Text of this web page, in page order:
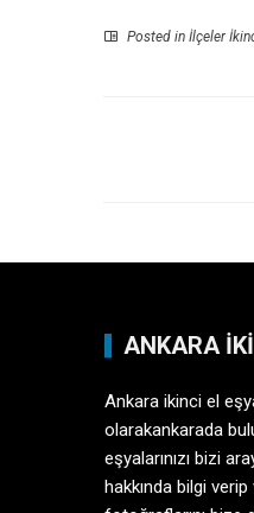
Posted in İlçeler
ANKARA
Ankara ikinci el
olarakankarada
eşyalarınızı bizi
hakkında bilgi